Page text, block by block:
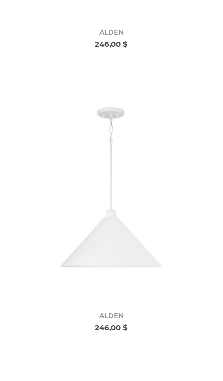
ALDEN
246,00 $
ALDEN
246,00 $